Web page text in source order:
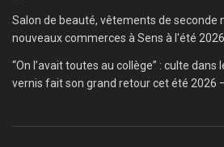
Salon de beauté, vêtements de seconde
nouveaux commerces à Sens à l'été
“On l’avait toutes au collège” : culte dans
vernis fait son grand retour cet été 2026